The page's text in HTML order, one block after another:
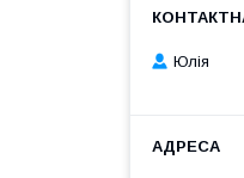
Юлія